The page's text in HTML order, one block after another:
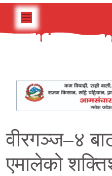
वीरगञ्ज–४
एमालेको